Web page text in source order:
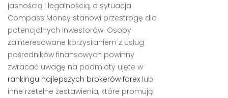
jasnością i legalnością, a sytuacja
Compass Money stanowi przestrogę dla
potencjalnych inwestorów. Osoby
zainteresowane korzystaniem z usług
pośredników finansowych powinny
zwracać uwagę na podmioty ujęte w
rankingu najlepszych brokerów forex lub
inne rzetelne zestawienia, które promują